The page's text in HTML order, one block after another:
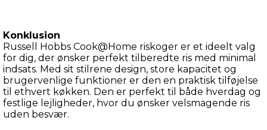
Konklusion
Russell Hobbs Cook@Home riskoger er et ideelt valg
for dig, der ønsker perfekt tilberedte ris med minimal
indsats. Med sit stilrene design, store kapacitet og
brugervenlige funktioner er den en praktisk tilføjelse
til ethvert køkken. Den er perfekt til både hverdag og
festlige lejligheder, hvor du ønsker velsmagende ris
uden besvær.